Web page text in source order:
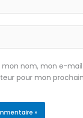
mon nom, mon e-
pour mon prochain